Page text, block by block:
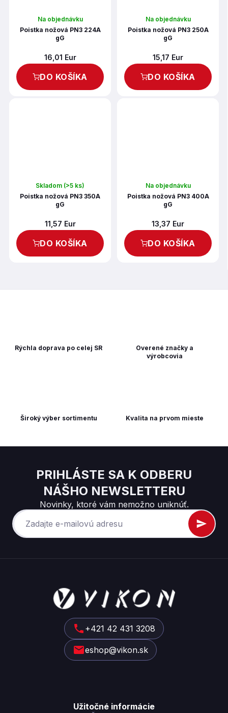
Na objednávku
Poistka nožová PN3 224A
gG
16,01 Eur
DO KOŠÍKA
Na objednávku
Poistka nožová PN3 250A
gG
15,17 Eur
DO KOŠÍKA
Skladom (>5 ks)
Poistka nožová PN3 350A
gG
11,57 Eur
DO KOŠÍKA
Na objednávku
Poistka nožová PN3 400A
gG
13,37 Eur
DO KOŠÍKA
Kvalita na prvom mieste
Overené značky a
výrobcovia
Rýchla doprava po celej SR
Široký výber sortimentu
PRIHLÁSTE SA K ODBERU
NÁŠHO NEWSLETTERU
Novinky, ktoré vám nemožno uniknúť.
+421 42 431 3208
eshop@vikon.sk
Užitočné informácie